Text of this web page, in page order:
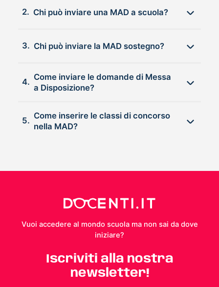
2. Chi può inviare una MAD a scuola?
3. Chi può inviare la MAD sostegno?
4.
Come inviare le domande di Messa
a Disposizione?
5.
Come inserire le classi di concorso
nella MAD?
Vuoi accedere al mondo scuola ma non sai da dove
iniziare?
Iscriviti alla nostra
newsletter!